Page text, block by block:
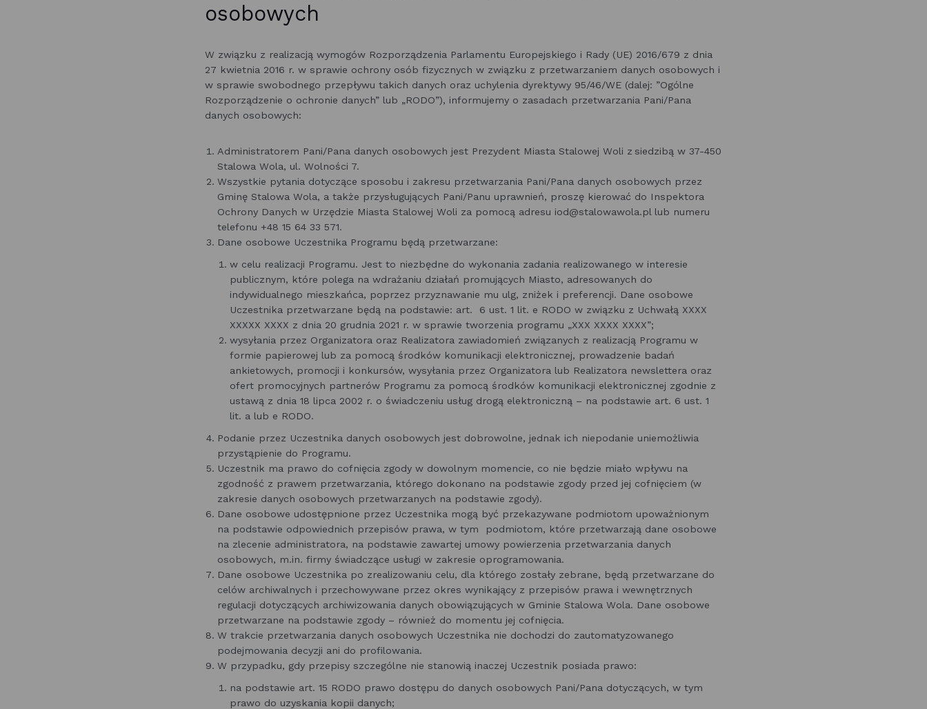
osobowych
W związku z realizacją wymogów Rozporządzenia Parlamentu Europejskiego i Rady (UE) 2016/679 z dnia
27 kwietnia 2016 r. w sprawie ochrony osób fizycznych w związku z przetwarzaniem danych osobowych i
w sprawie swobodnego przepływu takich danych oraz uchylenia dyrektywy 95/46/WE (dalej: ”Ogólne
Rozporządzenie o ochronie danych” lub „RODO”), informujemy o zasadach przetwarzania Pani/Pana
danych osobowych:
Administratorem Pani/Pana danych osobowych jest Prezydent Miasta Stalowej Woli z siedzibą w 37-450
Stalowa Wola, ul. Wolności 7.
Wszystkie pytania dotyczące sposobu i zakresu przetwarzania Pani/Pana danych osobowych przez
Gminę Stalowa Wola, a także przysługujących Pani/Panu uprawnień, proszę kierować do Inspektora
Ochrony Danych w Urzędzie Miasta Stalowej Woli za pomocą adresu iod@stalowawola.pl lub numeru
telefonu +48 15 64 33 571.
Dane osobowe Uczestnika Programu będą przetwarzane:
w celu realizacji Programu. Jest to niezbędne do wykonania zadania realizowanego w interesie
publicznym, które polega na wdrażaniu działań promujących Miasto, adresowanych do
indywidualnego mieszkańca, poprzez przyznawanie mu ulg, zniżek i preferencji. Dane osobowe
Uczestnika przetwarzane będą na podstawie: art. 6 ust. 1 lit. e RODO w związku z Uchwałą XXXX
XXXXX XXXX z dnia 20 grudnia 2021 r. w sprawie tworzenia programu „XXX XXXX XXXX”;
wysyłania przez Organizatora oraz Realizatora zawiadomień związanych z realizacją Programu w
formie papierowej lub za pomocą środków komunikacji elektronicznej, prowadzenie badań
ankietowych, promocji i konkursów, wysyłania przez Organizatora lub Realizatora newslettera oraz
ofert promocyjnych partnerów Programu za pomocą środków komunikacji elektronicznej zgodnie z
ustawą z dnia 18 lipca 2002 r. o świadczeniu usług drogą elektroniczną – na podstawie art. 6 ust. 1
lit. a lub e RODO.
Podanie przez Uczestnika danych osobowych jest dobrowolne, jednak ich niepodanie uniemożliwia
przystąpienie do Programu.
Uczestnik ma prawo do cofnięcia zgody w dowolnym momencie, co nie będzie miało wpływu na
zgodność z prawem przetwarzania, którego dokonano na podstawie zgody przed jej cofnięciem (w
zakresie danych osobowych przetwarzanych na podstawie zgody).
Dane osobowe udostępnione przez Uczestnika mogą być przekazywane podmiotom upoważnionym
na podstawie odpowiednich przepisów prawa, w tym podmiotom, które przetwarzają dane osobowe
na zlecenie administratora, na podstawie zawartej umowy powierzenia przetwarzania danych
osobowych, m.in. firmy świadczące usługi w zakresie oprogramowania.
Dane osobowe Uczestnika po zrealizowaniu celu, dla którego zostały zebrane, będą przetwarzane do
celów archiwalnych i przechowywane przez okres wynikający z przepisów prawa i wewnętrznych
regulacji dotyczących archiwizowania danych obowiązujących w Gminie Stalowa Wola. Dane osobowe
przetwarzane na podstawie zgody – również do momentu jej cofnięcia.
W trakcie przetwarzania danych osobowych Uczestnika nie dochodzi do zautomatyzowanego
podejmowania decyzji ani do profilowania.
W przypadku, gdy przepisy szczególne nie stanowią inaczej Uczestnik posiada prawo:
na podstawie art. 15 RODO prawo dostępu do danych osobowych Pani/Pana dotyczących, w tym
prawo do uzyskania kopii danych;